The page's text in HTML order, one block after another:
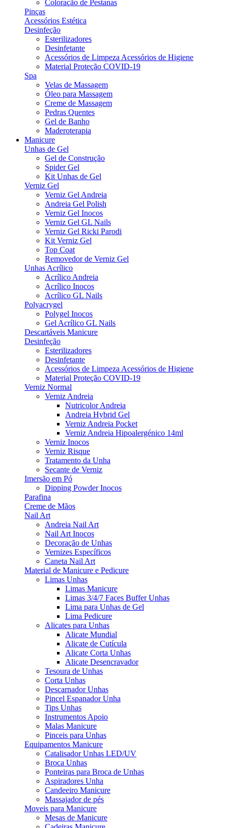
Coloração de Pestanas
Pinças
Acessórios Estética
Desinfeção
Esterilizadores
Desinfetante
Acessórios de Limpeza Acessórios de Higiene
Material Proteção COVID-19
Spa
Velas de Massagem
Óleo para Massagem
Creme de Massagem
Pedras Quentes
Gel de Banho
Maderoterapia
Manicure
Unhas de Gel
Gel de Construção
Spider Gel
Kit Unhas de Gel
Verniz Gel
Verniz Gel Andreia
Andreia Gel Polish
Verniz Gel Inocos
Verniz Gel GL Nails
Verniz Gel Ricki Parodi
Kit Verniz Gel
Top Coat
Removedor de Verniz Gel
Unhas Acrílico
Acrílico Andreia
Acrílico Inocos
Acrílico GL Nails
Polyacrygel
Polygel Inocos
Gel Acrílico GL Nails
Descartáveis Manicure
Desinfeção
Esterilizadores
Desinfetante
Acessórios de Limpeza Acessórios de Higiene
Material Proteção COVID-19
Verniz Normal
Verniz Andreia
Nutricolor Andreia
Andreia Hybrid Gel
Verniz Andreia Pocket
Verniz Andreia Hipoalergénico 14ml
Verniz Inocos
Verniz Risque
Tratamento da Unha
Secante de Verniz
Imersão em Pó
Dipping Powder Inocos
Parafina
Creme de Mãos
Nail Art
Andreia Nail Art
Nail Art Inocos
Decoração de Unhas
Vernizes Específicos
Caneta Nail Art
Material de Manicure e Pedicure
Limas Unhas
Limas Manicure
Limas 3/4/7 Faces Buffer Unhas
Lima para Unhas de Gel
Lima Pedicure
Alicates para Unhas
Alicate Mundial
Alicate de Cutícula
Alicate Corta Unhas
Alicate Desencravador
Tesoura de Unhas
Corta Unhas
Descarnador Unhas
Pincel Espanador Unha
Tips Unhas
Instrumentos Apoio
Malas Manicure
Pinceis para Unhas
Equipamentos Manicure
Catalisador Unhas LED/UV
Broca Unhas
Ponteiras para Broca de Unhas
Aspiradores Unha
Candeeiro Manicure
Massajador de pés
Moveis para Manicure
Mesas de Manicure